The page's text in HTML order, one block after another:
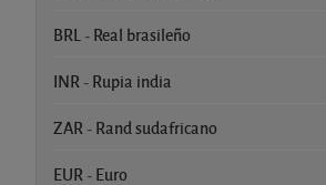
BRL - Real brasileño
INR - Rupia india
ZAR - Rand sudafricano
EUR - Euro